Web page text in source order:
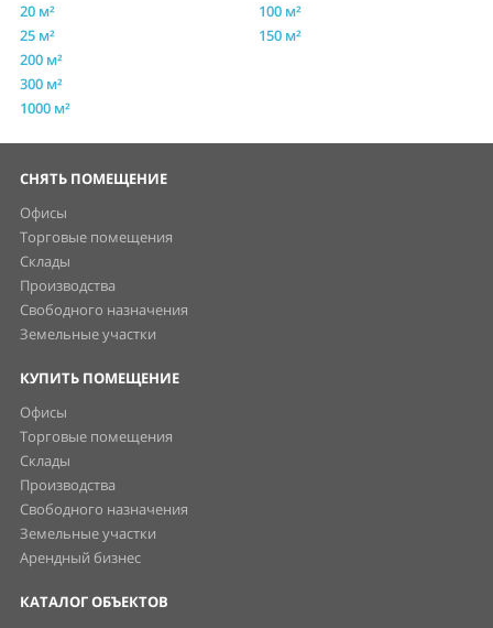
20 м²
25 м²
100 м²
150 м²
200 м²
300 м²
1000 м²
СНЯТЬ ПОМЕЩЕНИЕ
Офисы
Торговые помещения
Склады
Производства
Свободного назначения
Земельные участки
КУПИТЬ ПОМЕЩЕНИЕ
Офисы
Торговые помещения
Склады
Производства
Свободного назначения
Земельные участки
Арендный бизнес
КАТАЛОГ ОБЪЕКТОВ